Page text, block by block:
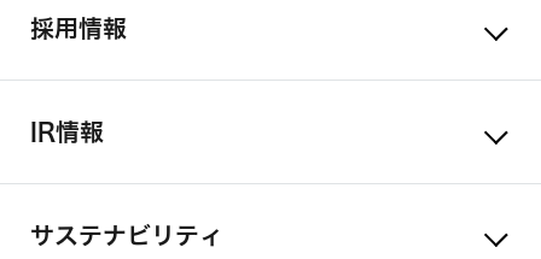
採用情報
IR情報
サステナビリティ